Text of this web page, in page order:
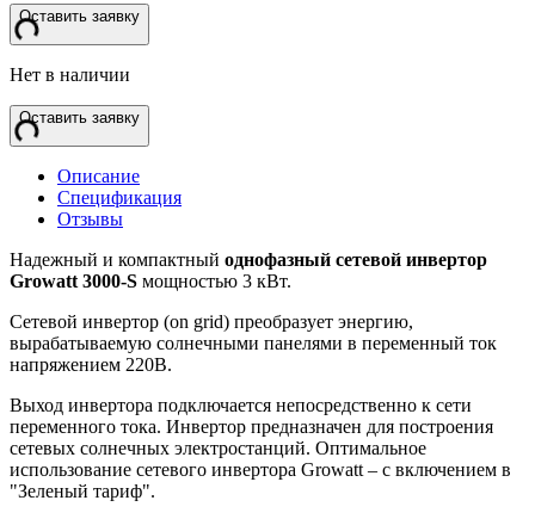
Оставить заявку
Нет в наличии
Оставить заявку
Описание
Спецификация
Отзывы
Надежный и компактный однофазный сетевой инвертор
Growatt 3000-S мощностью 3 кВт.
Сетевой инвертор (on grid) преобразует энергию,
вырабатываемую солнечными панелями в переменный ток
напряжением 220В.
Выход инвертора подключается непосредственно к сети
переменного тока. Инвертор предназначен для построения
сетевых солнечных электростанций. Оптимальное
использование сетевого инвертора Growatt – с включением в
"Зеленый тариф".